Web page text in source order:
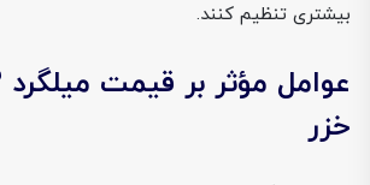
بیشتری تنظیم کنند.
خزر